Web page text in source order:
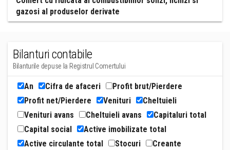
gazosi al produselor derivate
Bilanturi contabile
Bilanturile depuse la Registrul Comertului
An Cifra de afaceri
Profit brut/Pierdere
Profit net/Pierdere
Venituri
Cheltuieli
Venituri avans
Cheltuieli avans
Capitaluri total
Capital social
Active imobilizate total
Active circulante total
Stocuri
Creante